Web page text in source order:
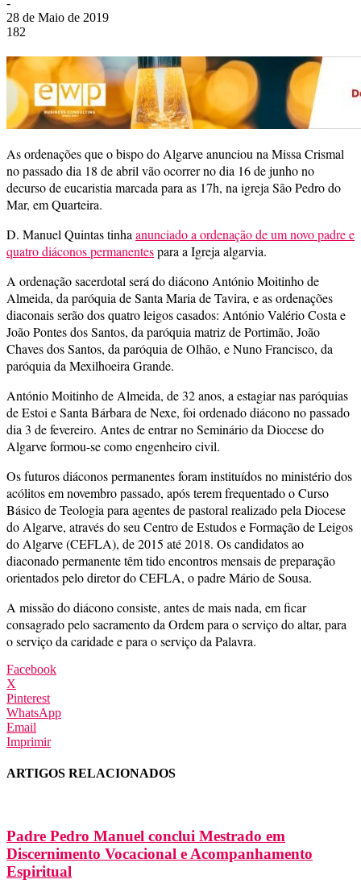
28 de Maio de 2019
182
As ordenações que o bispo do Algarve anunciou na Missa Crismal
no passado dia 18 de abril vão ocorrer no dia 16 de junho no
decurso de eucaristia marcada para as 17h, na igreja São Pedro do
Mar, em Quarteira.
D. Manuel Quintas tinha anunciado a ordenação de um novo padre e
quatro diáconos permanentespara a Igreja algarvia.
A ordenação sacerdotal será do diácono António Moitinho de
Almeida, da paróquia de Santa Maria de Tavira, e as ordenações
diaconais serão dos quatro leigos casados: António Valério Costa e
João Pontes dos Santos, da paróquia matriz de Portimão, João
Chaves dos Santos, da paróquia de Olhão, e Nuno Francisco, da
paróquia da Mexilhoeira Grande.
António Moitinho de Almeida, de 32 anos, a estagiar nas paróquias
de Estoi e Santa Bárbara de Nexe, foi ordenado diácono no passado
dia 3 de fevereiro. Antes de entrar no Seminário da Diocese do
Algarve formou-se como engenheiro civil.
Os futuros diáconos permanentes foram instituídos no ministério dos
acólitos em novembro passado, após terem frequentado o Curso
Básico de Teologia para agentes de pastoral realizado pela Diocese
do Algarve, através do seu Centro de Estudos e Formação de Leigos
do Algarve (CEFLA), de 2015 até 2018. Os candidatos ao
diaconado permanente têm tido encontros mensais de preparação
orientados pelo diretor do CEFLA, o padre Mário de Sousa.
A missão do diácono consiste, antes de mais nada, em ficar
consagrado pelo sacramento da Ordem para o serviço do altar, para
o serviço da caridade e para o serviço da Palavra.
Facebook
X
Pinterest
WhatsApp
Email
Imprimir
ARTIGOS RELACIONADOS
Padre Pedro Manuel conclui Mestrado em
Discernimento Vocacional e Acompanhamento
Espiritual